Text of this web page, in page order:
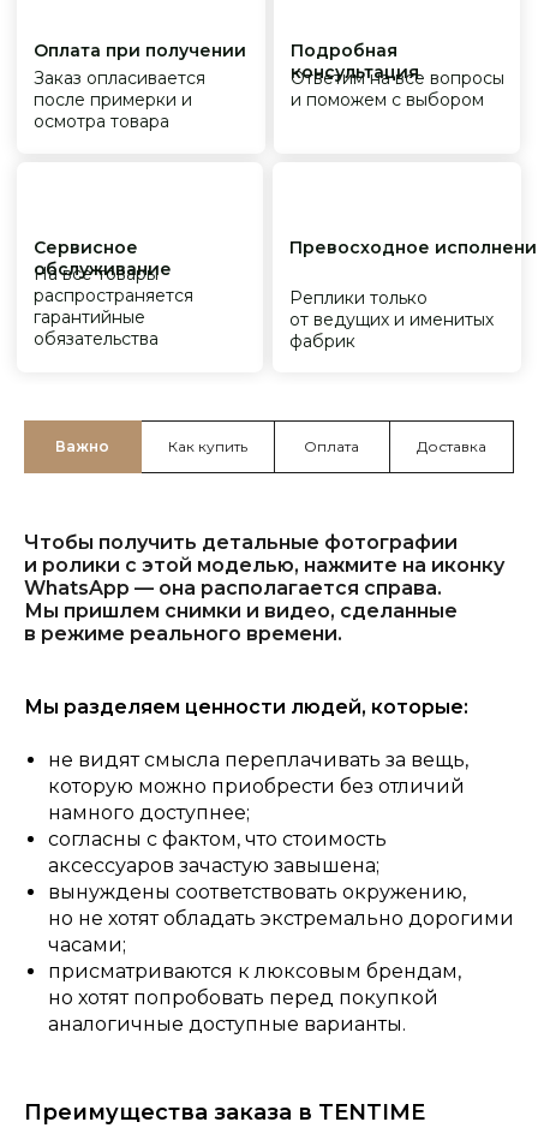
Важно Как купить Оплата Доставка
Чтобы получить детальные фотографии
и ролики с этой моделью, нажмите на иконку
WhatsApp — она располагается справа.
Мы пришлем снимки и видео, сделанные
в режиме реального времени.
Мы разделяем ценности людей, которые:
не видят смысла переплачивать за вещь,
которую можно приобрести без отличий
намного доступнее;
согласны с фактом, что стоимость
аксессуаров зачастую завышена;
вынуждены соответствовать окружению,
но не хотят обладать экстремально дорогими
часами;
присматриваются к люксовым брендам,
но хотят попробовать перед покупкой
аналогичные доступные варианты.
Преимущества заказа в TENTIME